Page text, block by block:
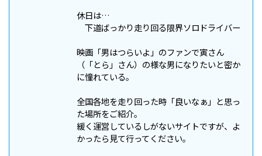
休日は…
下道ばっかり走り回る限界ソロドライバー
映画「男はつらいよ」のファンで寅さん
（「とら」さん）の様な男になりたいと密か
に憧れている。
全国各地を走り回った時「良いなぁ」と思っ
た場所をご紹介。
緩く運営しているしがないサイトですが、よ
かったら見て行ってください。